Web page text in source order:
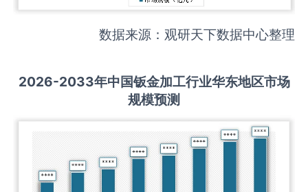
数据来源：观研天下数据中心整理
2026-2033年中国钣金加工行业华东地区市场
规模预测